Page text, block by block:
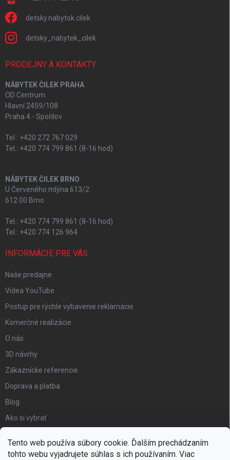
Tento web používa súbory cookie. Ďalším prechádzaním
tohto webu vyjadrujete súhlas s ich používaním. Viac
detsky.nabytok.cilek
detsky_nabytek_cilek
PRODEJNY A KONTAKTY
NÁBYTEK ČILEK PRAHA
OD Centrum
Hlavní 2459/108
Praha 4 - Spořilov
Tel.: +420 272 767 029
Tel.: +420 774 799 861 (8-16 hod)
NÁBYTEK ČILEK BRNO
U Červeného mlýna 613/2
612 00 Brno
Tel.: +420 774 799 861 (8-16 hod)
Tel.: +420 774 126 964
INFORMÁCIE PRE VÁS
Naše predajne
Videa YouTube
Postup pre rýchle vybavenie reklamácie
Komerčné realizácie
O nás
3D návrhy
Zákaznícke referencie
Doprava a platba
Blog
Ako si vybrať
Certifikát kvality